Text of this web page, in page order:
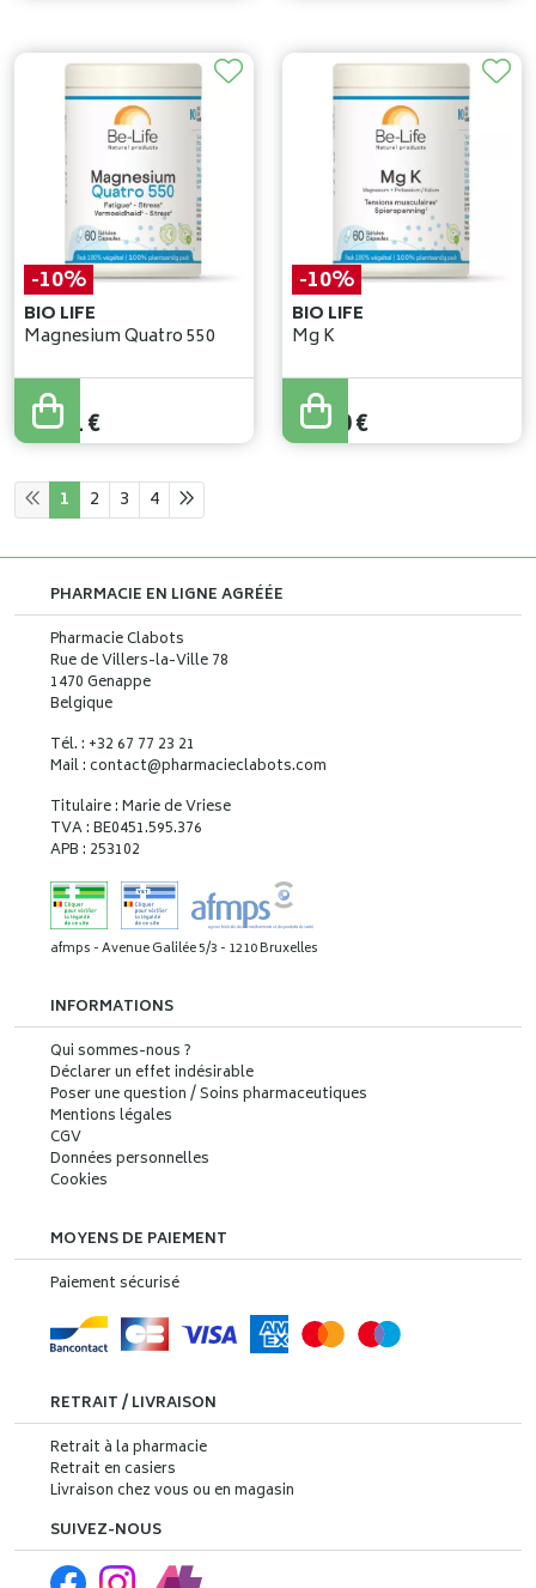
-10%
BIO LIFE
Magnesium Quatro 550
15,90
14,31€
-10%
BIO LIFE
Mg K
16,00
14,40€
1 2 3 4
PHARMACIE EN LIGNE AGRÉÉE
Pharmacie Clabots
Rue de Villers-la-Ville 78
1470 Genappe
Belgique
Tél. : +32 67 77 23 21
Mail : contact@pharmacieclabots.com
Titulaire : Marie de Vriese
TVA : BE0451.595.376
APB : 253102
afmps - Avenue Galilée 5/3 - 1210 Bruxelles
INFORMATIONS
Qui sommes-nous ?
Déclarer un effet indésirable
Poser une question / Soins pharmaceutiques
Mentions légales
CGV
Données personnelles
Cookies
MOYENS DE PAIEMENT
Paiement sécurisé
RETRAIT / LIVRAISON
Retrait à la pharmacie
Retrait en casiers
Livraison chez vous ou en magasin
SUIVEZ-NOUS